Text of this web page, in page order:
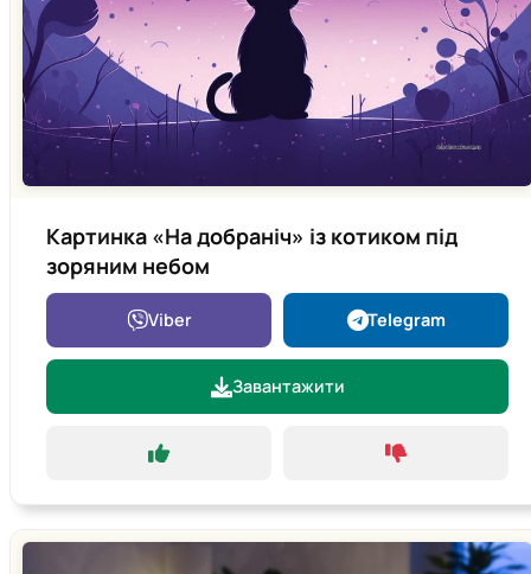
Картинка «На добраніч» із котиком під
зоряним небом
Viber Telegram
Завантажити